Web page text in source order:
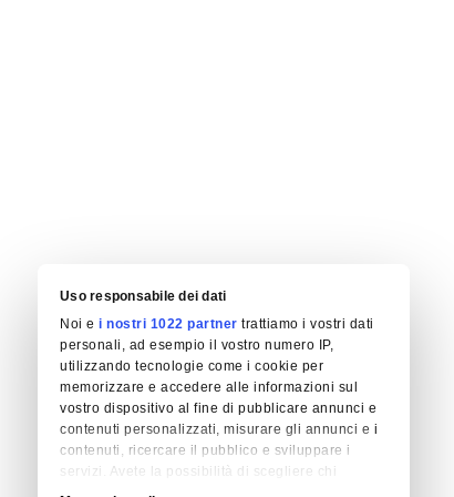
Uso responsabile dei dati
Noi ei nostri 1022 partner trattiamo i vostri dati
personali, ad esempio il vostro numero IP,
utilizzando tecnologie come i cookie per
memorizzare e accedere alle informazioni sul
vostro dispositivo al fine di pubblicare annunci e
contenuti personalizzati, misurare gli annunci e i
contenuti, ricercare il pubblico e sviluppare i
servizi. Avete la possibilità di scegliere chi
utilizza i vostri dati e per quali scopi. Le vostre